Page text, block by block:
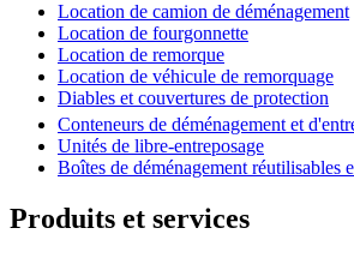
Location de camion de déménagement
Location de fourgonnette
Location de remorque
Location de véhicule de remorquage
Diables et couvertures de protection
Conteneurs de déménagement et
Unités de libre-entreposage
Boîtes de déménagement réutilisables
Produits et services